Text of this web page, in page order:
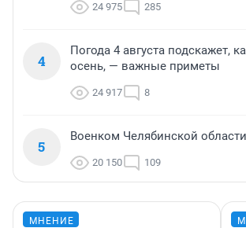
24 975 285
4
Погода 4 августа подскажет,
осень, — важные приметы
24 917 8
5
Военком Челябинской
20 150 109
МНЕНИЕ